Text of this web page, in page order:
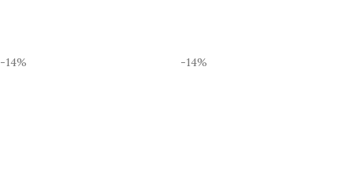
-14% -14%